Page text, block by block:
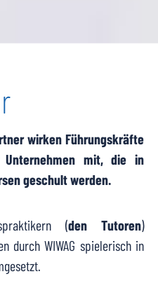
wirken Führungskräfte
mit, die in
geschult werden.
(den Tutoren)
durch WIWAG spielerisch in